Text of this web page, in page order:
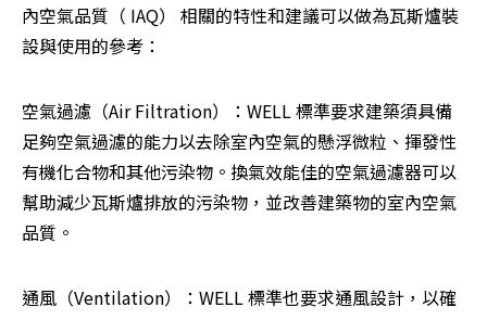
內空氣品質（ IAQ） 相關的特性和建議可以做為瓦斯爐裝
設與使用的參考：
空氣過濾（Air Filtration）：WELL 標準要求建築須具備
足夠空氣過濾的能力以去除室內空氣的懸浮微粒、揮發性
有機化合物和其他污染物。換氣效能佳的空氣過濾器可以
幫助減少瓦斯爐排放的污染物，並改善建築物的室內空氣
品質。
通風（Ventilation）：WELL 標準也要求通風設計，以確